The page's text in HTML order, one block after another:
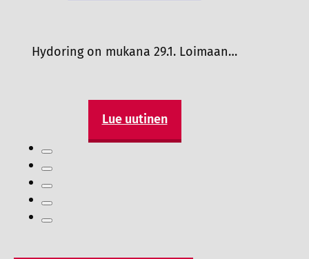
Hydoring on mukana 29.1. Loimaan…
Lue uutinen